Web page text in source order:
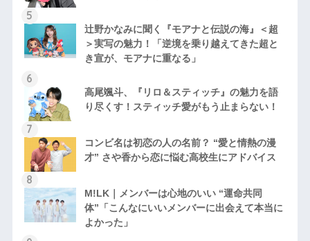
辻野かなみに聞く『モアナと伝説の海』＜超
＞実写の魅力！「逆境を乗り越えてきた超と
き宣が、モアナに重なる」
高尾颯斗、『リロ＆スティッチ』の魅力を語
り尽くす！スティッチ愛がもう止まらない！
コンビ名は初恋の人の名前？ “愛と情熱の漫
才” さや香から恋に悩む高校生にアドバイス
M!LK｜メンバーは心地のいい “運命共同
体”「こんなにいいメンバーに出会えて本当に
よかった」